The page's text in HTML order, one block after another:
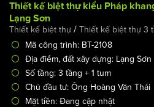
Thiết kế biệt thự kiểu Pháp
Lạng Sơn
Thiết kế biệt thự / Thiết kế biệt thự 3
Mã công trình: BT-2108
Địa điểm, đất xây dựng: Lạng Sơn
Số tầng: 3 tầng + 1 tum
Chủ đầu tư: Ông Hoàng Văn Thái
Mặt tiền: Đang cập nhật